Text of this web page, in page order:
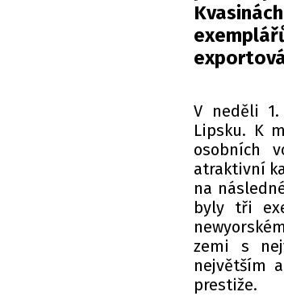
V neděli
Lipsku. K
osobních
atraktivní
na
byly tři
zemi s
největším
prestiže.